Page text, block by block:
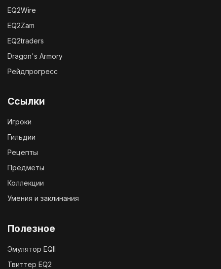
EQ2Wire
EQ2Zam
EQ2traders
Dragon's Armory
Рейдпрогресс
Ссылки
Игроки
Гильдии
Рецепты
Предметы
Коллекции
Умения и заклинания
Полезное
Эмулятор EQII
Твиттер EQ2